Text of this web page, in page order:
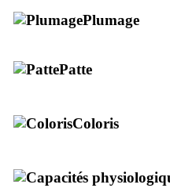
Plumage
Patte
Coloris